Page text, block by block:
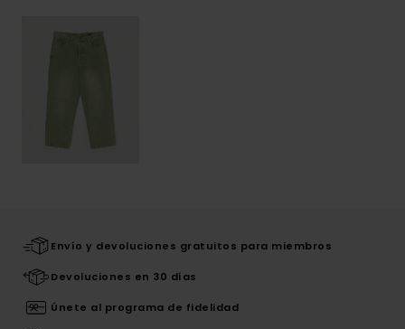
Envío y devoluciones gratuitos para miembros
Devoluciones en 30 días
Únete al programa de fidelidad